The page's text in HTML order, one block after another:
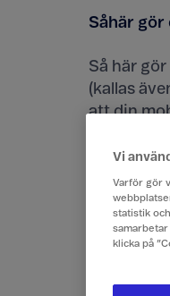
Såhär
Så här
(kallas
att din
1 Gå
Vi
Varför gör
statistik
klicka på